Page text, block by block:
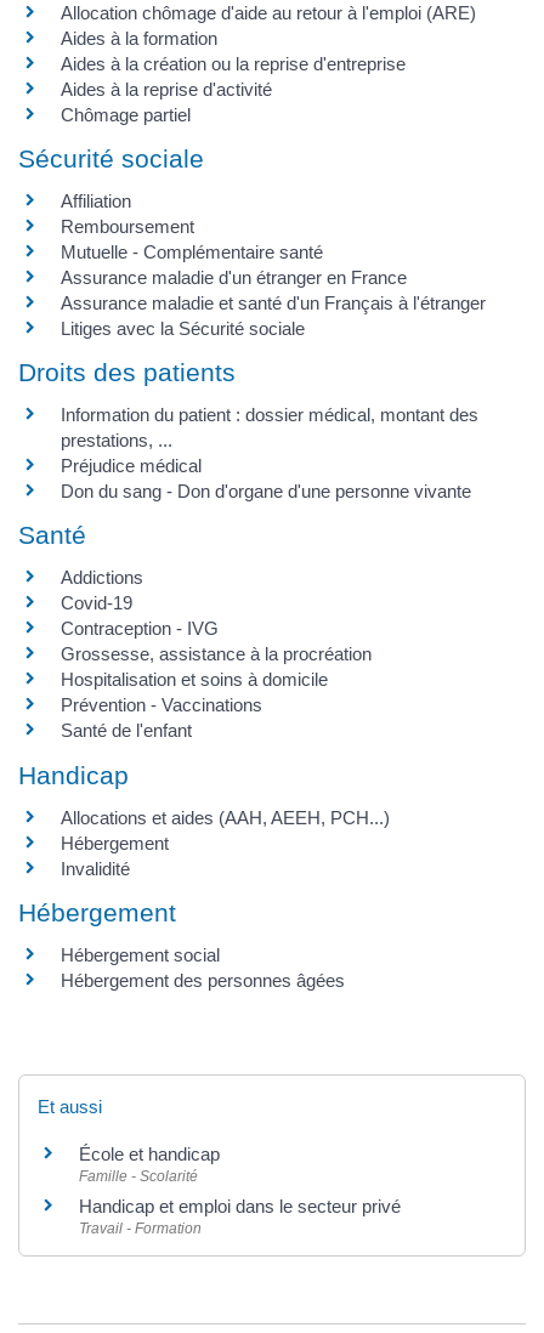
Allocation chômage d'aide au retour à l'emploi (ARE)
Aides à la formation
Aides à la création ou la reprise d'entreprise
Aides à la reprise d'activité
Chômage partiel
Sécurité sociale
Affiliation
Remboursement
Mutuelle - Complémentaire santé
Assurance maladie d'un étranger en France
Assurance maladie et santé d'un Français à l'étranger
Litiges avec la Sécurité sociale
Droits des patients
Information du patient : dossier médical, montant des
prestations, ...
Préjudice médical
Don du sang - Don d'organe d'une personne vivante
Santé
Addictions
Covid-19
Contraception - IVG
Grossesse, assistance à la procréation
Hospitalisation et soins à domicile
Prévention - Vaccinations
Santé de l'enfant
Handicap
Allocations et aides (AAH, AEEH, PCH...)
Hébergement
Invalidité
Hébergement
Hébergement social
Hébergement des personnes âgées
Et aussi
École et handicap
Famille - Scolarité
Handicap et emploi dans le secteur privé
Travail - Formation